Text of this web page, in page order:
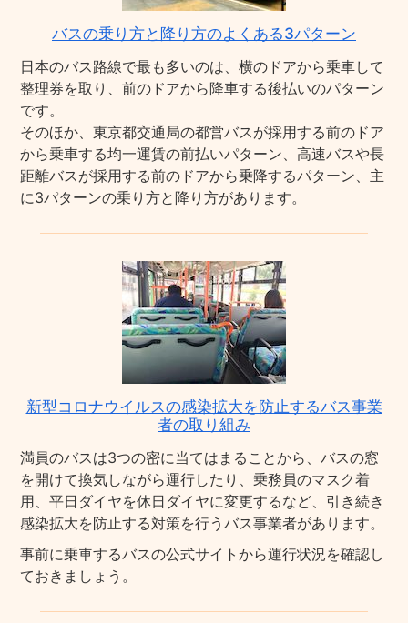
バスの乗り方と降り方のよくある3パターン
日本のバス路線で最も多いのは、横のドアから乗車して
整理券を取り、前のドアから降車する後払いのパターン
です。
そのほか、東京都交通局の都営バスが採用する前のドア
から乗車する均一運賃の前払いパターン、高速バスや長
距離バスが採用する前のドアから乗降するパターン、主
に3パターンの乗り方と降り方があります。
新型コロナウイルスの感染拡大を防止するバス事業
者の取り組み
満員のバスは3つの密に当てはまることから、バスの窓
を開けて換気しながら運行したり、乗務員のマスク着
用、平日ダイヤを休日ダイヤに変更するなど、引き続き
感染拡大を防止する対策を行うバス事業者があります。
事前に乗車するバスの公式サイトから運行状況を確認し
ておきましょう。